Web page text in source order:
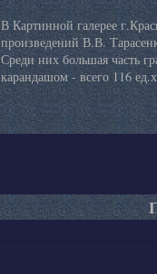
В Картинной галерее
произведений В.В.
Среди них большая часть
карандашом - всего 116